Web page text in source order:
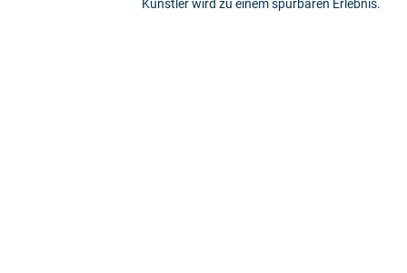
Künstler wird zu einem spürbaren Erlebnis.